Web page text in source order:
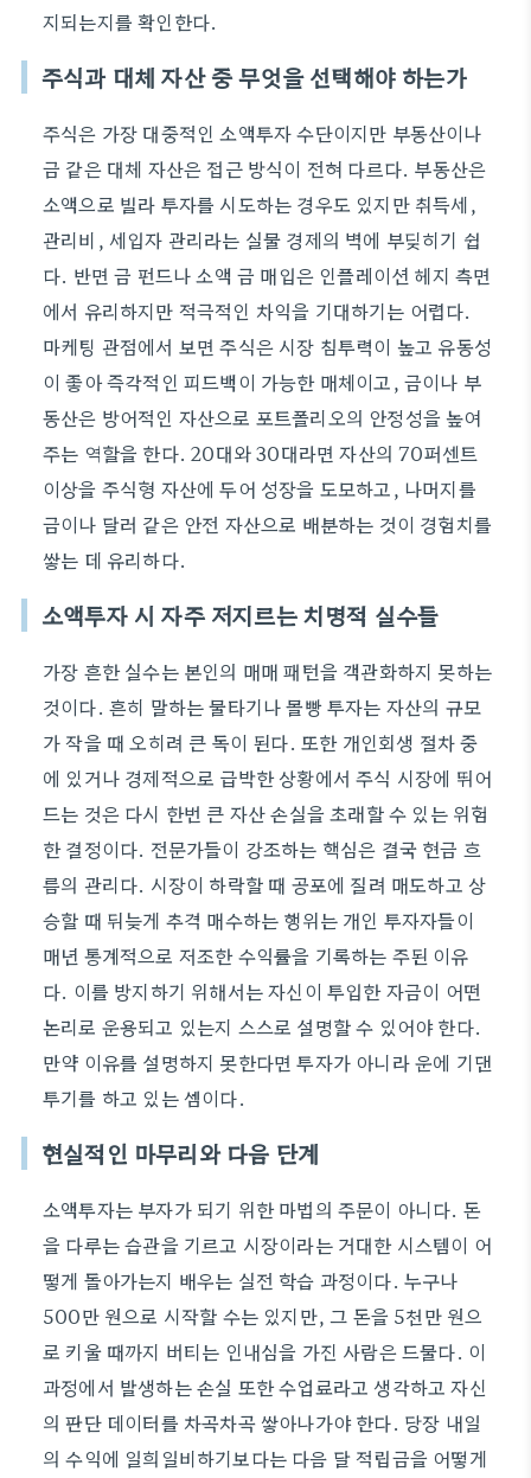
지되는지를 확인한다.
주식과 대체 자산 중 무엇을 선택해야 하는가
주식은 가장 대중적인 소액투자 수단이지만 부동산이나
금 같은 대체 자산은 접근 방식이 전혀 다르다. 부동산은
소액으로 빌라 투자를 시도하는 경우도 있지만 취득세,
관리비, 세입자 관리라는 실물 경제의 벽에 부딪히기 쉽
다. 반면 금 펀드나 소액 금 매입은 인플레이션 헤지 측면
에서 유리하지만 적극적인 차익을 기대하기는 어렵다.
마케팅 관점에서 보면 주식은 시장 침투력이 높고 유동성
이 좋아 즉각적인 피드백이 가능한 매체이고, 금이나 부
동산은 방어적인 자산으로 포트폴리오의 안정성을 높여
주는 역할을 한다. 20대와 30대라면 자산의 70퍼센트
이상을 주식형 자산에 두어 성장을 도모하고, 나머지를
금이나 달러 같은 안전 자산으로 배분하는 것이 경험치를
쌓는 데 유리하다.
소액투자 시 자주 저지르는 치명적 실수들
가장 흔한 실수는 본인의 매매 패턴을 객관화하지 못하는
것이다. 흔히 말하는 물타기나 몰빵 투자는 자산의 규모
가 작을 때 오히려 큰 독이 된다. 또한 개인회생 절차 중
에 있거나 경제적으로 급박한 상황에서 주식 시장에 뛰어
드는 것은 다시 한번 큰 자산 손실을 초래할 수 있는 위험
한 결정이다. 전문가들이 강조하는 핵심은 결국 현금 흐
름의 관리다. 시장이 하락할 때 공포에 질려 매도하고 상
승할 때 뒤늦게 추격 매수하는 행위는 개인 투자자들이
매년 통계적으로 저조한 수익률을 기록하는 주된 이유
다. 이를 방지하기 위해서는 자신이 투입한 자금이 어떤
논리로 운용되고 있는지 스스로 설명할 수 있어야 한다.
만약 이유를 설명하지 못한다면 투자가 아니라 운에 기댄
투기를 하고 있는 셈이다.
현실적인 마무리와 다음 단계
소액투자는 부자가 되기 위한 마법의 주문이 아니다. 돈
을 다루는 습관을 기르고 시장이라는 거대한 시스템이 어
떻게 돌아가는지 배우는 실전 학습 과정이다. 누구나
500만 원으로 시작할 수는 있지만, 그 돈을 5천만 원으
로 키울 때까지 버티는 인내심을 가진 사람은 드물다. 이
과정에서 발생하는 손실 또한 수업료라고 생각하고 자신
의 판단 데이터를 차곡차곡 쌓아나가야 한다. 당장 내일
의 수익에 일희일비하기보다는 다음 달 적립금을 어떻게